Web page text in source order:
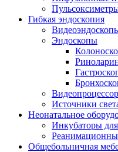
Гибкая эндоскопия
Эндоскопы
Источники
Неонатальное
Инкубаторы
Общебольничная